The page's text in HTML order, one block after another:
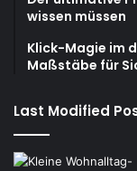
wissen müssen
Klick-Magie im
Maßstäbe für
Last Modified